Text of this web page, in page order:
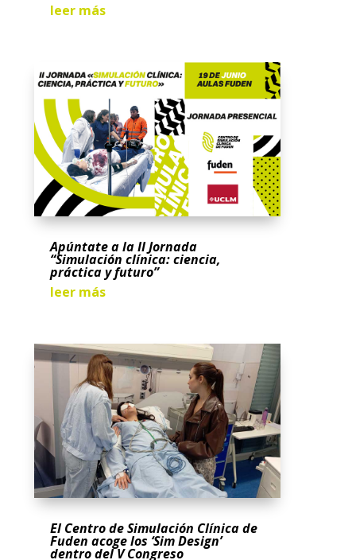
leer más
Apúntate a la II Jornada
“Simulación clínica: ciencia,
práctica y futuro”
leer más
El Centro de Simulación Clínica de
Fuden acoge los ‘Sim Design’
dentro del V Congreso